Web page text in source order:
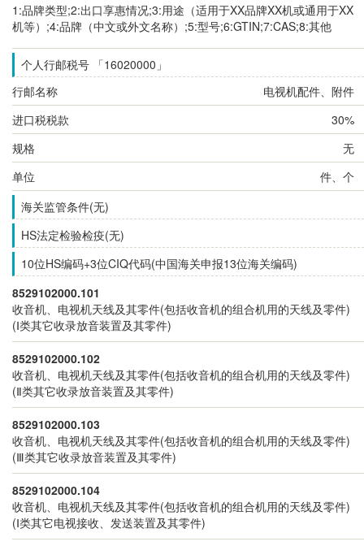
1:品牌类型;2:出口享惠情况;3:用途（适用于XX品牌XX机或通用于XX
机等）;4:品牌（中文或外文名称）;5:型号;6:GTIN;7:CAS;8:其他
个人行邮税号 「16020000」
行邮名称
电视机配件、附件
进口税税款
30%
规格
无
单位
件、个
海关监管条件(无)
HS法定检验检疫(无)
10位HS编码+3位CIQ代码(中国海关申报13位海关编码)
8529102000.101
收音机、电视机天线及其零件(包括收音机的组合机用的天线及零件)
(Ⅰ类其它收录放音装置及其零件)
8529102000.102
收音机、电视机天线及其零件(包括收音机的组合机用的天线及零件)
(Ⅱ类其它收录放音装置及其零件)
8529102000.103
收音机、电视机天线及其零件(包括收音机的组合机用的天线及零件)
(Ⅲ类其它收录放音装置及其零件)
8529102000.104
收音机、电视机天线及其零件(包括收音机的组合机用的天线及零件)
(Ⅰ类其它电视接收、发送装置及其零件)